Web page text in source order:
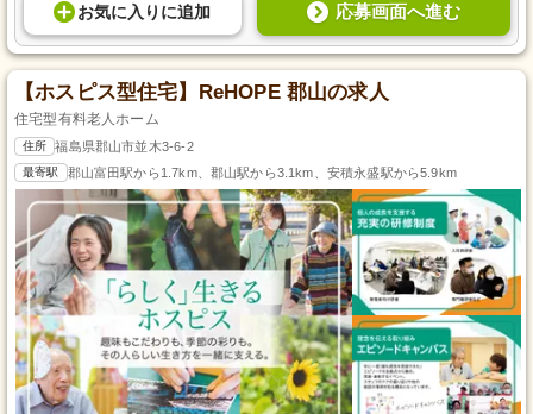
お気に入り に追加 応募画面へ進む
【ホスピス型住宅】ReHOPE 郡山の求人
住宅型有料老人ホーム
住所 福島県郡山市並木3-6-2
最寄駅 郡山富田駅から1.7km、郡山駅から3.1km、安積永盛駅から5.9km